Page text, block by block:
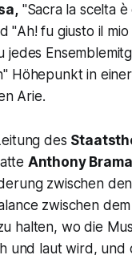
"Sacra la scelta
"Ah! fu giusto il
jedes
Höhepunkt in einer
Arie.
des
Anthony
zwischen
zwischen
halten, wo die
und laut wird, und